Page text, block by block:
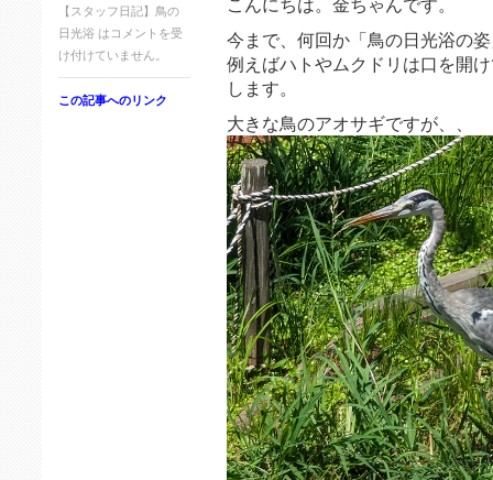
【スタッフ日記】鳥の
日光浴 は コメントを受
け付けていません。
この記事へのリンク
こんにちは。金ちゃんです。
今まで、何回か「鳥の日光浴の
例えばハトやムクドリは口を開
します。
大きな鳥のアオサギですが、、